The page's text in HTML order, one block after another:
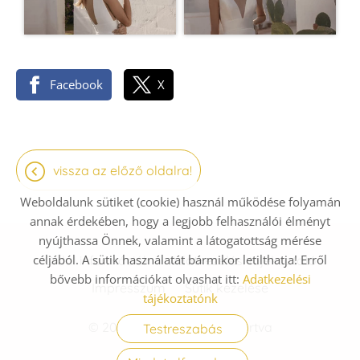
Facebook X
vissza az előző oldalra!
© 2026 - Minden jog fenntartva
Oldal információk
Adatkezelési tájékoztató
Impresszum
Sütik kezelése
Testreszabás
Weboldalunk sütiket (cookie) használ működése folyamán
annak érdekében, hogy a legjobb felhasználói élményt
nyújthassa Önnek, valamint a látogatottság mérése
céljából. A sütik használatát bármikor letilthatja! Erről
bővebb információkat olvashat itt: Adatkezelési
tájékoztatónk